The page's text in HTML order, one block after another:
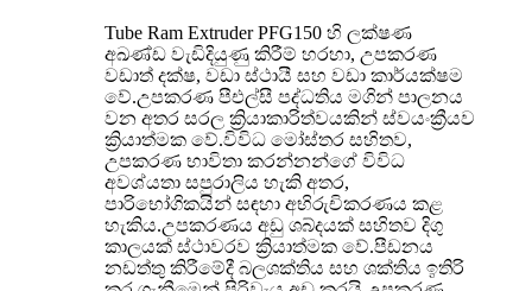
Tube Ram Extruder PFG150 හි ලක්ෂණ
අඛණ්ඩ වැඩිදියුණු කිරීම් හරහා, උපකරණ
වඩාත් දක්ෂ, වඩා ස්ථායී සහ වඩා කාර්යක්ෂම
වේ.උපකරණ පීඑල්සී පද්ධතිය මගින් පාලනය
වන අතර සරල ක්‍රියාකාරිත්වයකින් ස්වයංක්‍රීයව
ක්‍රියාත්මක වේ.විවිධ මෝස්තර සහිතව,
උපකරණ භාවිතා කරන්නන්ගේ විවිධ
අවශ්යතා සපුරාලිය හැකි අතර,
පාරිභෝගිකයින් සඳහා අභිරුචිකරණය කළ
හැකිය.උපකරණය අඩු ශබ්දයක් සහිතව දිගු
කාලයක් ස්ථාවරව ක්‍රියාත්මක වේ.පීඩනය
නඩත්තු කිරීමේදී බලශක්තිය සහ ශක්තිය ඉතිරි